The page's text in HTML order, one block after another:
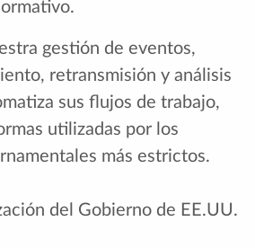
gestión de eventos,
retransmisión y análisis
sus flujos de trabajo,
utilizadas por los
más estrictos.
del Gobierno de EE.UU.